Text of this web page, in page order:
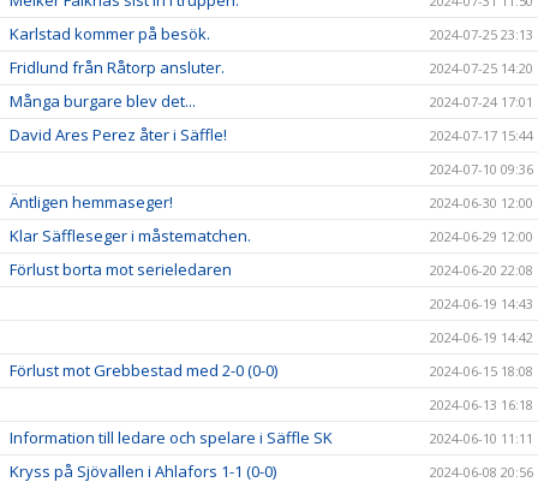
Karlstad kommer på besök. 2024-07-25 23:13
Fridlund från Råtorp ansluter. 2024-07-25 14:20
Många burgare blev det... 2024-07-24 17:01
David Ares Perez åter i Säffle!
2024-07-17 15:44
2024-07-10 09:36
Äntligen hemmaseger! 2024-06-30 12:00
Klar Säffleseger i måstematchen. 2024-06-29 12:00
Förlust borta mot serieledaren
2024-06-20 22:08
2024-06-19 14:43
2024-06-19 14:42
Förlust mot Grebbestad med 2-0 (0-0)
2024-06-15 18:08
2024-06-13 16:18
Information till ledare och spelare i Säffle SK 2024-06-10 11:11
Kryss på Sjövallen i Ahlafors 1-1 (0-0) 2024-06-08 20:56